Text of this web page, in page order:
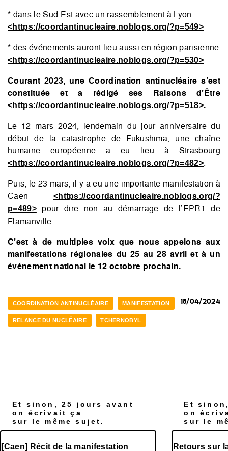
* dans le Sud-Est avec un rassemblement à Lyon
<https://coordantinucleaire.noblogs.org/?p=549>
* des événements auront lieu aussi en région parisienne
<https://coordantinucleaire.noblogs.org/?p=530>
Courant 2023, une Coordination antinucléaire s’est
constituée et a rédigé ses Raisons d’Être
<https://coordantinucleaire.noblogs.org/?p=518>.
Le 12 mars 2024, lendemain du jour anniversaire du
début de la catastrophe de Fukushima, une chaîne
humaine européenne a eu lieu à Strasbourg
<https://coordantinucleaire.noblogs.org/?p=482>.
Puis, le 23 mars, il y a eu une importante manifestation à
Caen
<https://coordantinucleaire.noblogs.org/?
p=489>pour dire non au démarrage de l’EPR1 de
Flamanville.
C’est à de multiples voix que nous appelons aux
manifestations régionales du 25 au 28 avril et à un
événement national le 12 octobre prochain.
18/04/2024
COORDINATION ANTINUCLÉAIRE MANIFESTATION
RELANCE DU NUCLÉAIRE TCHERNOBYL
Et sinon, 25 jours avant
on écrivait ça
sur le même sujet.
[Caen] Récit de la manifestation
Et
on
sur le
Retours sur